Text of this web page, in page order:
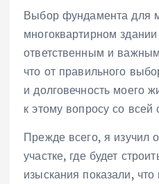
Выбор фундамента для
многоквартирном
ответственным и
что от правильного
и долговечность моего
к этому вопросу со всей
Прежде всего, я изучил
участке, где будет
изыскания показали,